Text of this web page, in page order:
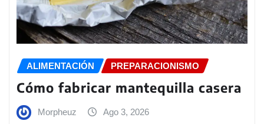
ALIMENTACIÓN PREPARACIONISMO
Cómo fabricar mantequilla casera
Morpheuz Ago 3, 2026